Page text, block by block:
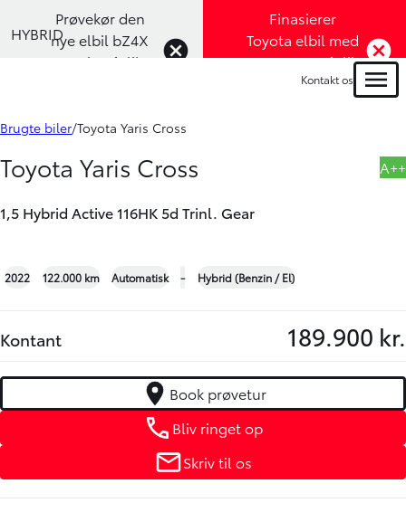
Prøvekør den
nye elbil bZ4X
Touring (Klik
Finasierer
Toyota elbil med
1,99% rente (Klik
her)
Kontakt os Menu
Book prøvetur
Brugte biler Toyota Yaris Cross
Toyota Yaris Cross
1,5 Hybrid Active 116HK 5d Trinl. Gear
A++
HYBRID
2022 122.000 km Automatisk - Hybrid (Benzin / El)
Kontant 189.900 kr.
Book prøvetur
Bliv ringet op
Skriv til os